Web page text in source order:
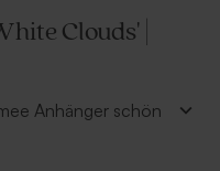
Clouds' |
Anhänger schön
ein echter